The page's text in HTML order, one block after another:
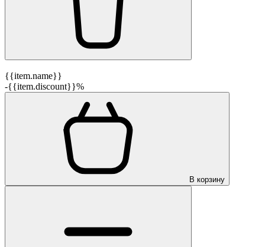
{{item.name}}
-{{item.discount}}%
В корзину